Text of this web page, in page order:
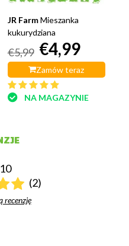
JR Farm Mieszanka
kukurydziana
€5,99 €4,99
Zamów teraz
NA MAGAZYNIE
(2)
recenzję